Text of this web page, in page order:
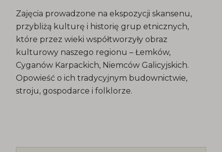
Zajęcia prowadzone na ekspozycji skansenu,
przybliżą kulturę i historię grup etnicznych,
które przez wieki współtworzyły obraz
kulturowy naszego regionu – Łemków,
Cyganów Karpackich, Niemców Galicyjskich.
Opowieść o ich tradycyjnym budownictwie,
stroju, gospodarce i folklorze.